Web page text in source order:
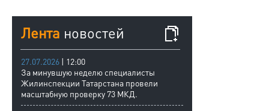
Лента новостей
27.07.2026 | 12:00
За минувшую неделю специалисты
Жилинспекции Татарстана провели
масштабную проверку 73 МКД.